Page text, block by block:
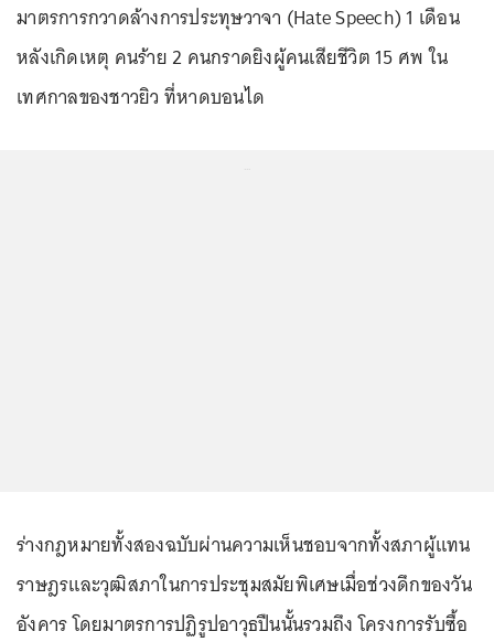
มาตรการกวาดล้างการประทุษวาจา (Hate Speech) 1 เดือน
หลังเกิดเหตุ คนร้าย 2 คนกราดยิงผู้คนเสียชีวิต 15 ศพ ใน
เทศกาลของชาวยิว ที่หาดบอนได
ร่างกฎหมายทั้งสองฉบับผ่านความเห็นชอบจากทั้งสภาผู้แทน
ราษฎรและวุฒิสภาในการประชุมสมัยพิเศษเมื่อช่วงดึกของวัน
อังคาร โดยมาตรการปฏิรูปอาวุธปืนนั้นรวมถึง โครงการรับซื้อ